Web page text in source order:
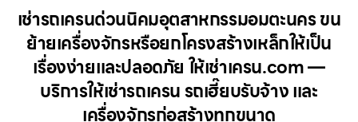
เช่ารถเครนด่วนนิคมอุตสาหกรรมอมตะนคร ขน
ย้ายเครื่องจักรหรือยกโครงสร้างเหล็กให้เป็น
เรื่องง่ายและปลอดภัย ให้เช่าเครน.com —
บริการให้เช่ารถเครน รถเฮี๊ยบรับจ้าง และ
เครื่องจักรก่อสร้างทุกขนาด